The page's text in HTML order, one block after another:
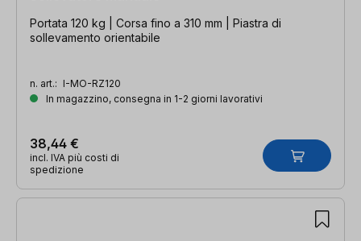
Portata 120 kg | Corsa fino a 310 mm | Piastra di
sollevamento orientabile
n. art.: I-MO-RZ120
In magazzino, consegna in 1-2 giorni lavorativi
38,44 €
incl. IVA più costi di
spedizione